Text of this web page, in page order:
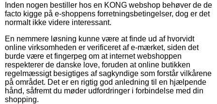
Inden nogen bestiller hos en KONG webshop behøver de de
facto kigge på e-shoppens forretningsbetingelser, dog er det
normalt ikke videre interessant.
En nemmere løsning kunne være at finde ud af hvorvidt
online virksomheden er verificeret af e-mærket, siden det
burde være et fingerpeg om at internet webshoppen
respekterer de danske love, foruden at online butikken
regelmæssigt besigtiges af sagkyndige som forstår vilkårene
på området. Det er en rigtig god anledning til en hjælpende
hånd, såfremt du møder udfordringer i forbindelse med din
shopping.